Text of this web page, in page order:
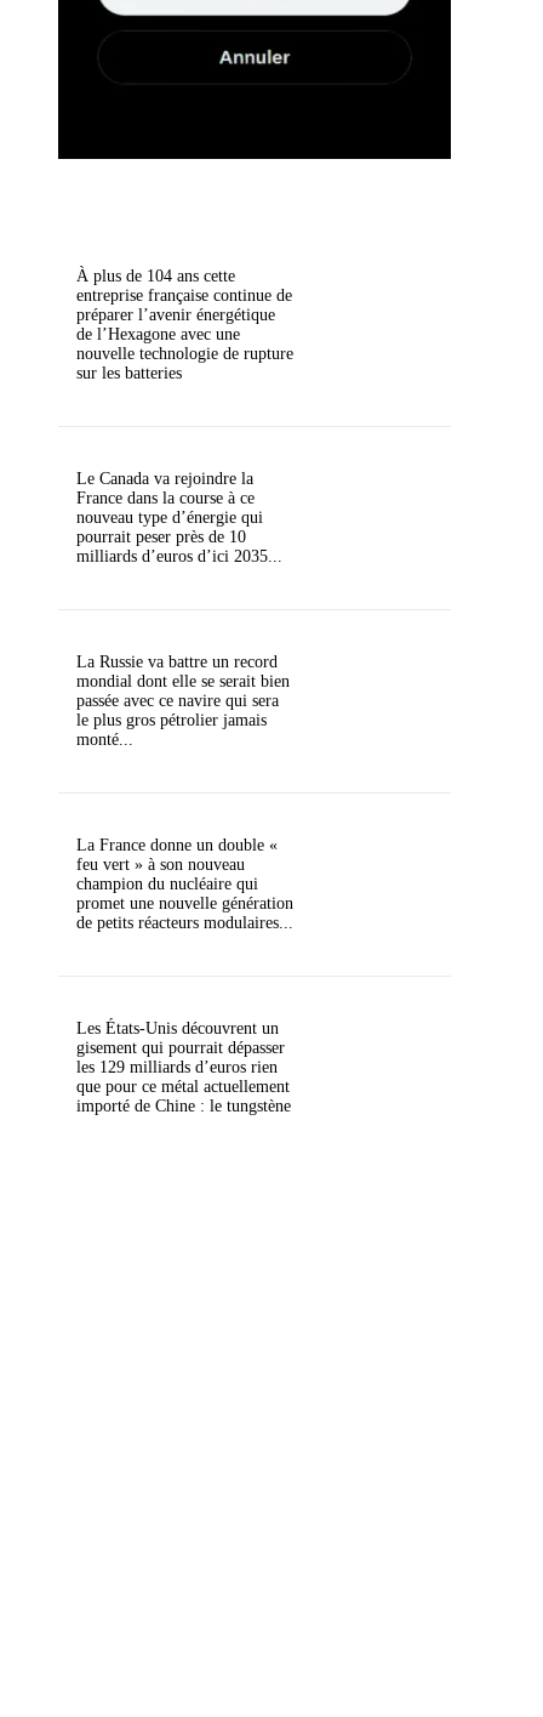
À plus de 104 ans cette
entreprise française continue de
préparer l’avenir énergétique
de l’Hexagone avec une
nouvelle technologie de rupture
sur les batteries
Le Canada va rejoindre la
France dans la course à ce
nouveau type d’énergie qui
pourrait peser près de 10
milliards d’euros d’ici 2035...
La Russie va battre un record
mondial dont elle se serait bien
passée avec ce navire qui sera
le plus gros pétrolier jamais
monté...
La France donne un double «
feu vert » à son nouveau
champion du nucléaire qui
promet une nouvelle génération
de petits réacteurs modulaires...
Les États-Unis découvrent un
gisement qui pourrait dépasser
les 129 milliards d’euros rien
que pour ce métal actuellement
importé de Chine : le tungstène